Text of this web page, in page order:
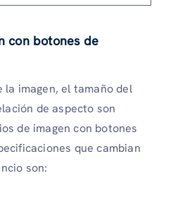
con botones de
la imagen, el tamaño del
de aspecto son
de imagen con botones
que cambian
son: